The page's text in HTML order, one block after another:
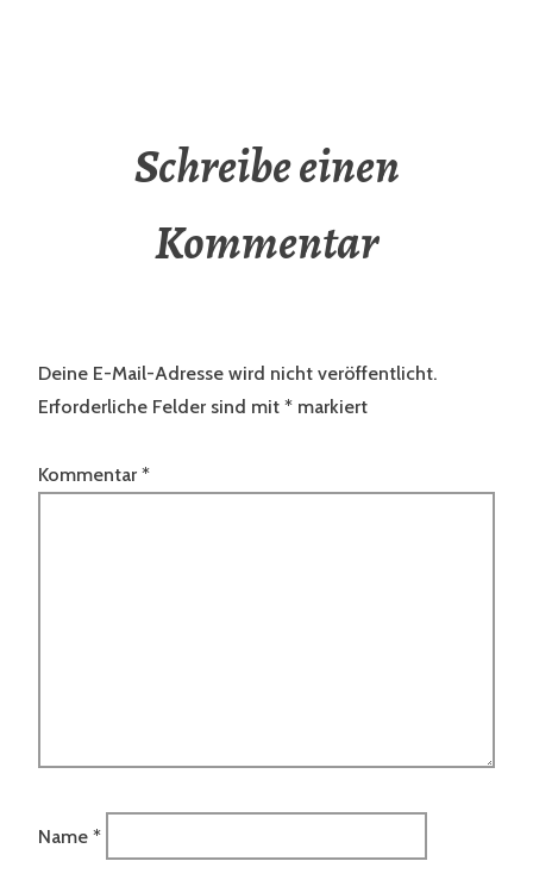
Schreibe einen
Kommentar
Deine E-Mail-Adresse wird nicht veröffentlicht.
Erforderliche Felder sind mit * markiert
Kommentar *
Name *